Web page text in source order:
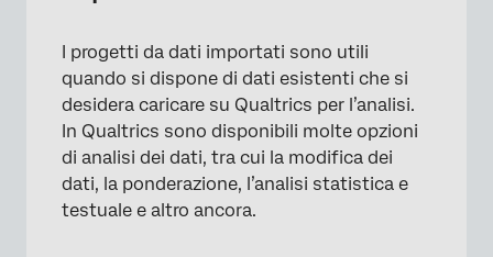
I progetti da dati importati sono utili
quando si dispone di dati esistenti che si
desidera caricare su Qualtrics per l’analisi.
In Qualtrics sono disponibili molte opzioni
di analisi dei dati, tra cui la modifica dei
dati, la ponderazione, l’analisi statistica e
testuale e altro ancora.